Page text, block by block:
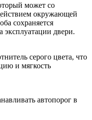
может со
окружающей
сохраняется
эксплуатации двери.
серого цвета, что
и мягкость
автопорог в